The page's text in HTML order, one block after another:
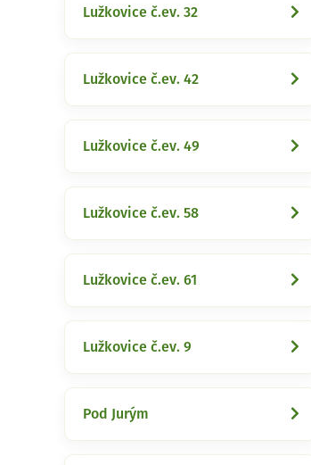
Lužkovice č.ev. 32
Lužkovice č.ev. 42
Lužkovice č.ev. 49
Lužkovice č.ev. 58
Lužkovice č.ev. 61
Lužkovice č.ev. 9
Pod Jurým